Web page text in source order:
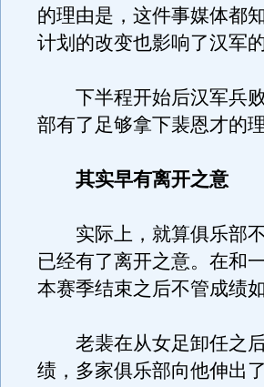
的理由是，这件事媒体都
计划的改变也影响了汉军
下半程开始后汉军兵败
部有了足够拿下裴恩才的理
其实早有离开之意
实际上，就算俱乐部不
已经有了离开之意。在和
本赛季结束之后不管成绩
老裴在从女足卸任之后
绩，多家俱乐部向他伸出